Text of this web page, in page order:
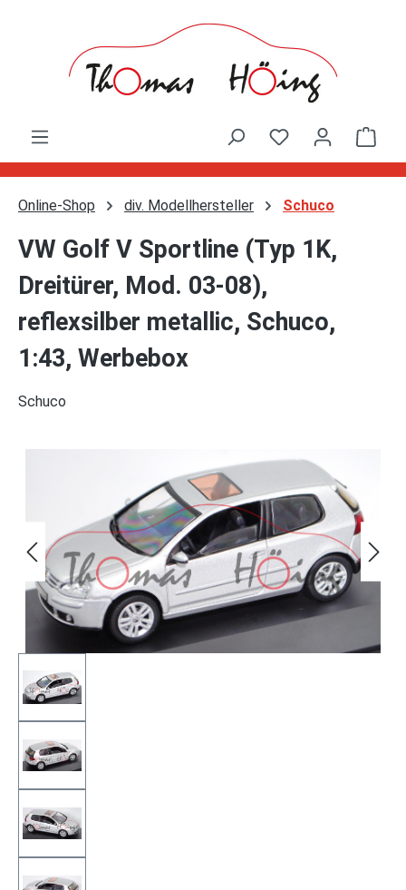
Online-Shop div. Modellhersteller Schuco
VW Golf V Sportline (Typ 1K,
Dreitürer, Mod. 03-08),
reflexsilber metallic, Schuco,
1:43, Werbebox
Schuco